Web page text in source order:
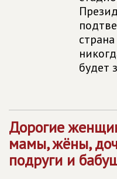
будет
Дорогие
мамы, жёны,
подруги и